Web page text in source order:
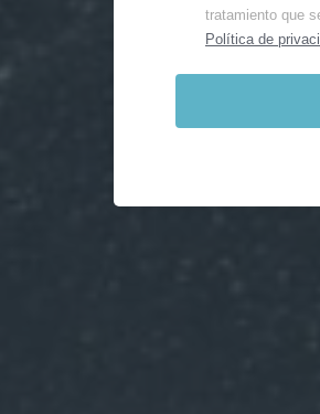
tratamiento que
Política de